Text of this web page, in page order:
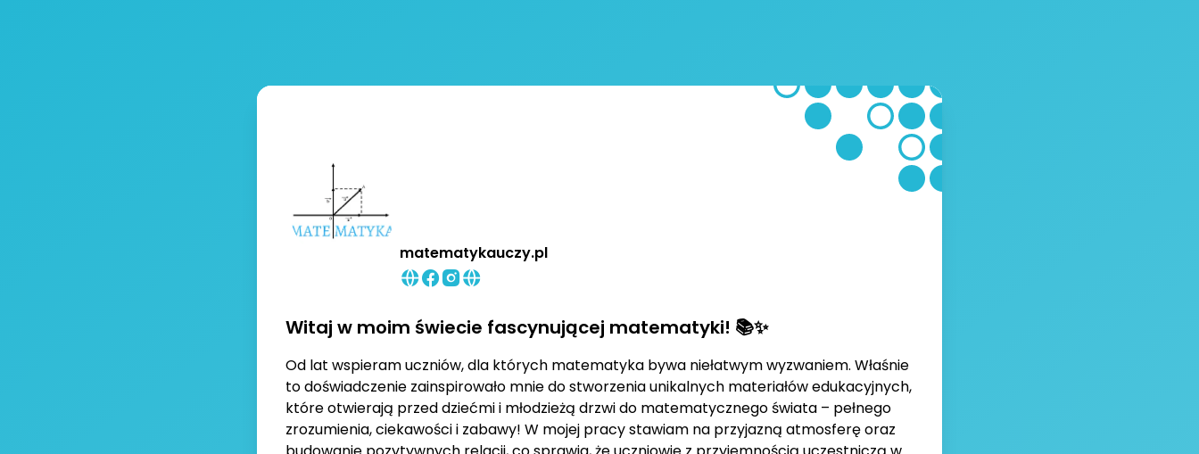
matematykauczy.pl
Witaj w moim świecie fascynującej matematyki! 📚✨
Od lat wspieram uczniów, dla których matematyka bywa niełatwym wyzwaniem. Właśnie
to doświadczenie zainspirowało mnie do stworzenia unikalnych materiałów edukacyjnych,
które otwierają przed dziećmi i młodzieżą drzwi do matematycznego świata – pełnego
zrozumienia, ciekawości i zabawy! W mojej pracy stawiam na przyjazną atmosferę oraz